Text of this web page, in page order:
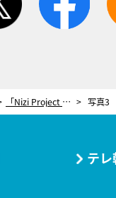
「Nizi Project Season 2」から誕生したZ世代ボーイズグループ！大注目のNEXZを徹底深掘り 写真3
テ